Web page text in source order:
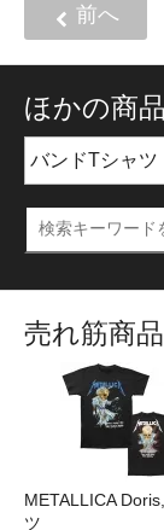
前へ
ほかの商
売れ筋商品
METALLICA
ツ